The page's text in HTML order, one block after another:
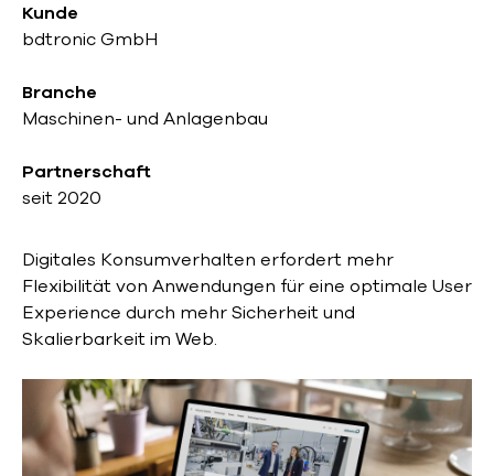
Kunde
bdtronic GmbH
Branche
Maschinen- und Anlagenbau
Partnerschaft
seit 2020
Digitales Konsumverhalten erfordert mehr
Flexibilität von Anwendungen für eine optimale User
Experience durch mehr Sicherheit und
Skalierbarkeit im Web.